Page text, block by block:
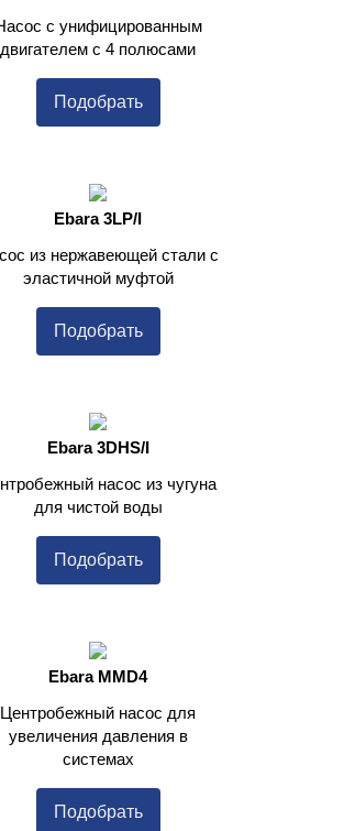
с унифицированным
двигателем с 4 полюсами
Подобрать
Ebara 3LP/I
из нержавеющей стали с
эластичной муфтой
Подобрать
Ebara 3DHS/I
насос из чугуна
для чистой воды
Подобрать
Ebara MMD4
Центробежный насос для
увеличения давления в
системах
Подобрать